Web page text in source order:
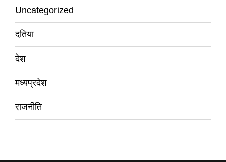
Uncategorized
दतिया
देश
मध्यप्रदेश
राजनीति